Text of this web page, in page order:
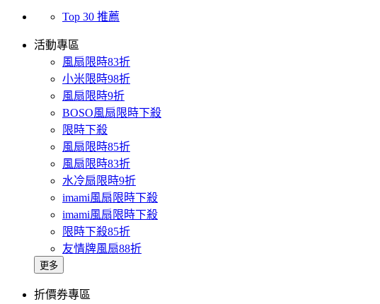
Top 30 推薦
活動專區
風扇限時83折
小米限時98折
風扇限時9折
BOSO風扇限時下殺
限時下殺
風扇限時85折
風扇限時83折
水冷扇限時9折
imami風扇限時下殺
imami風扇限時下殺
限時下殺85折
友情牌風扇88折
更多
折價券專區